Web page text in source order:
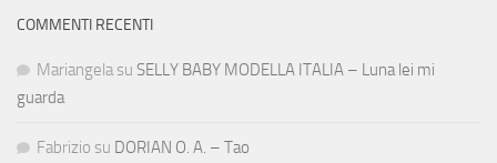
COMMENTI RECENTI
Mariangela su SELLY BABY MODELLA ITALIA – Luna lei mi
guarda
Fabrizio su DORIAN O. A. – Tao